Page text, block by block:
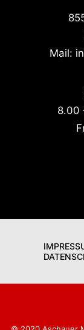
Mail:
8.00